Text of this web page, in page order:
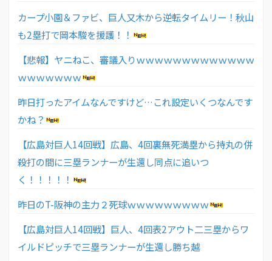
カープ小園＆ファビ、巨人又木から逆転タイムリー！秋山
も2塁打で岡本駿を援護！！
【悲報】ヤニねこ、審議入りｗｗｗｗｗｗｗｗｗｗｗｗｗ
ｗｗｗｗｗｗｗ
昨日打ったアイムなんですけど…これ設定いくつなんです
かね？
【広島対巨人14回戦】広島、4回裏無死満塁から持丸の併
殺打の間に三塁ランナーが生還し同点に追いつ
く！！！！！
昨日のT-阪神の主力２死球ｗｗｗｗｗｗｗｗｗ
【広島対巨人14回戦】巨人、4回表2アウト二三塁からワ
イルドピッチで三塁ランナーが生還し勝ち越